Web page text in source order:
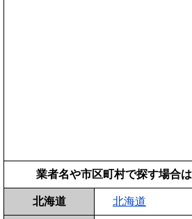
業者名や市区町村で探す場合は
北海道 北海道